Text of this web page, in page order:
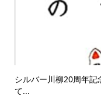
シルバー川柳20周年
て...